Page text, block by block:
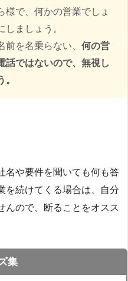
様で、何かの営業でしょ
しましょう。
を名乗らない、 何の営
話ではないので、無視し
名や要件を聞いても何も答
を続けてくる場合は、自分
んので、断ることをオスス
集